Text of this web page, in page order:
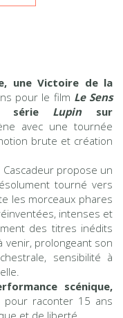
une Victoire de la
pour le film Le Sens
série Lupinsur
avec une tournée
brute et création
Cascadeur propose un
tourné vers
les morceaux phares
intenses et
des titres inédits
venir, prolongeant son
sensibilité à
scénique,
pour raconter 15 ans
et de liberté.